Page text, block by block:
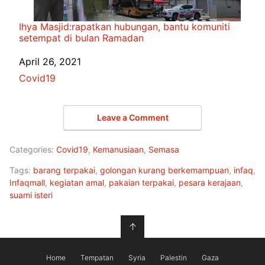
Ihya Masjid:rapatkan hubungan, bantu komuniti
setempat di bulan Ramadan
Date
April 26, 2021
In relation to
Covid19
Leave a Comment
Categories: Covid19, Kemanusiaan, Semasa
Tags: barang terpakai, golongan kurang berkemampuan, infaq,
Infaqmall, kegiatan amal, pakaian terpakai, pesara kerajaan,
suami isteri
↑
Home Tempatan Syria Palestin Gaza